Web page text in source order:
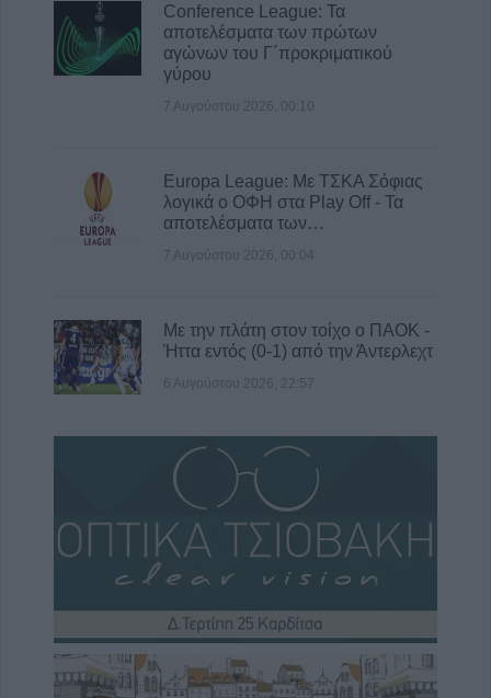
Conference League: Τα
αποτελέσματα των πρώτων
αγώνων του Γ΄προκριματικού
γύρου
7 Αυγούστου 2026, 00:10
Europa League: Με ΤΣΚΑ Σόφιας
λογικά ο ΟΦΗ στα Play Off - Τα
αποτελέσματα των…
7 Αυγούστου 2026, 00:04
Με την πλάτη στον τοίχο ο ΠΑΟΚ -
Ήττα εντός (0-1) από την Άντερλεχτ
6 Αυγούστου 2026, 22:57